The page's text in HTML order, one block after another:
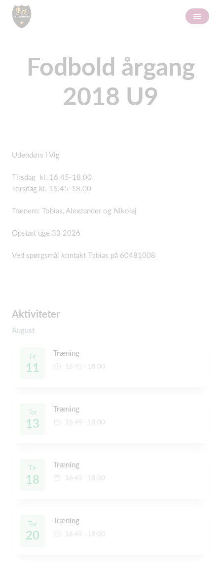
Fodbold årgang
2018 U9
Udendørs i Vig
Tirsdag kl. 16.45-18.00
Torsdag kl. 16.45-18.00
Trænere: Tobias, Alexzander og Nikolaj
Opstart uge 33 2026
Ved spørgsmål kontakt Tobias på 60481008
Aktiviteter
August
Tir
11
Træning
16:45 - 18:00
Tor
13
Træning
16:45 - 18:00
Tir
18
Træning
16:45 - 18:00
Tor
20
Træning
16:45 - 18:00